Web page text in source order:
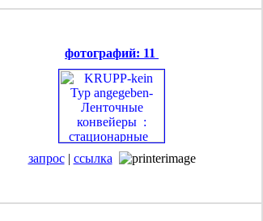
фотографий: 11
запрос| ссылка